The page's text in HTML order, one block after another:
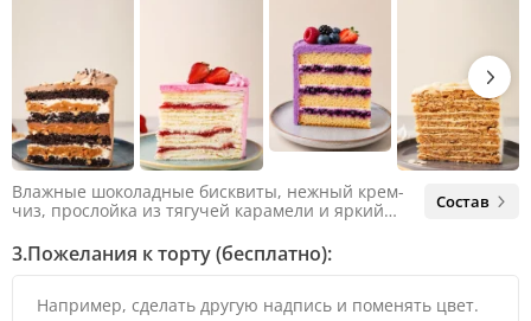
Влажные шоколадные бисквиты, нежный крем-
чиз, прослойка из тягучей карамели и яркий
яркий вкус шоколада и тягучей карамели, не
оставляя ни единого шанса остаться
Состав
3.Пожелания к торту (бесплатно):